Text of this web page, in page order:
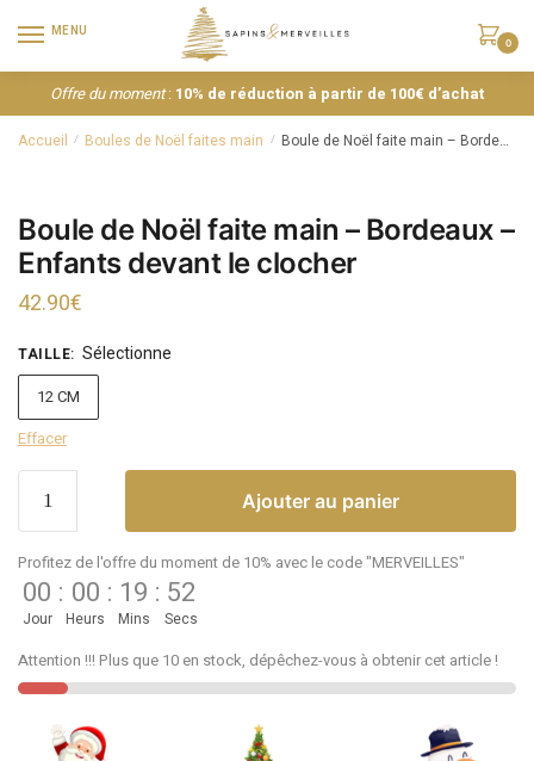
MENU
0
Offre du moment: 10% de réduction à partir de 100€ d’achat
Accueil / Boules de Noël faites main / Boule de Noël faite main – Bordeaux – Enfants devant le clocher
Boule de Noël faite main – Bordeaux –
Enfants devant le clocher
42.90€
TAILLE: Sélectionne
12 CM
Effacer
Ajouter au panier
Profitez de l'offre du moment de 10% avec le code "MERVEILLES"
00
Jour
: 00
Heurs
: 19
Mins
: 52
Secs
Attention !!! Plus que 10 en stock, dépêchez-vous à obtenir cet article !